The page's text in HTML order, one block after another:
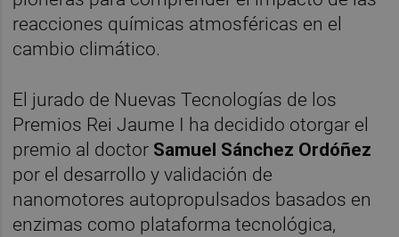
reacciones químicas atmosféricas en el
cambio climático.
El jurado de Nuevas Tecnologías de los
Premios Rei Jaume I ha decidido otorgar el
premio al doctor Samuel Sánchez Ordóñez
por el desarrollo y validación de
nanomotores autopropulsados basados en
enzimas como plataforma tecnológica,